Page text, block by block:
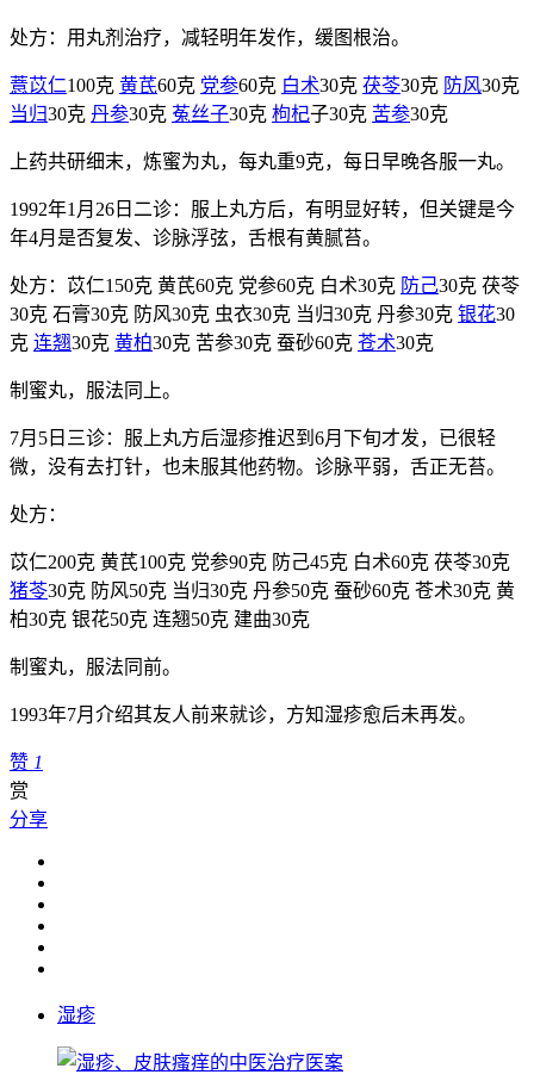
处方：用丸剂治疗，减轻明年发作，缓图根治。
薏苡仁100克 黄芪60克 党参60克 白术30克 茯苓30克 防风30克
当归30克 丹参30克 菟丝子30克 枸杞子30克 苦参30克
上药共研细末，炼蜜为丸，每丸重9克，每日早晚各服一丸。
1992年1月26日二诊：服上丸方后，有明显好转，但关键是今
年4月是否复发、诊脉浮弦，舌根有黄腻苔。
处方：苡仁150克 黄芪60克 党参60克 白术30克 防己30克 茯苓
30克 石膏30克 防风30克 虫衣30克 当归30克 丹参30克 银花30
克 连翘30克 黄柏30克 苦参30克 蚕砂60克 苍术30克
制蜜丸，服法同上。
7月5日三诊：服上丸方后湿疹推迟到6月下旬才发，已很轻
微，没有去打针，也未服其他药物。诊脉平弱，舌正无苔。
处方：
苡仁200克 黄芪100克 党参90克 防己45克 白术60克 茯苓30克
猪苓30克 防风50克 当归30克 丹参50克 蚕砂60克 苍术30克 黄
柏30克 银花50克 连翘50克 建曲30克
制蜜丸，服法同前。
1993年7月介绍其友人前来就诊，方知湿疹愈后未再发。
赞 1
赏
分享
湿疹